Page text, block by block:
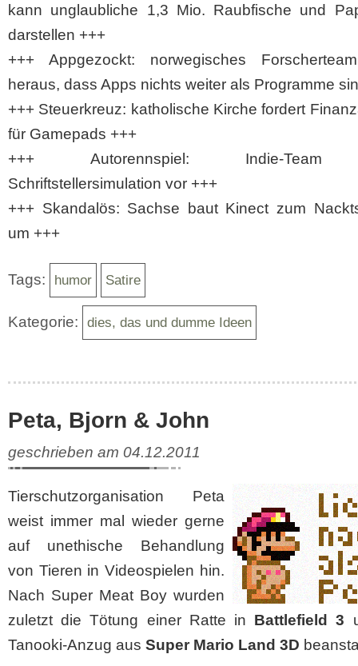
kann unglaubliche 1,3 Mio. Raubfische und
darstellen +++
+++ Appgezockt: norwegisches
heraus, dass Apps nichts weiter als Programme
+++ Steuerkreuz: katholische Kirche fordert
für Gamepads +++
+++ Autorennspiel: Indie-Team
Schriftstellersimulation vor +++
+++ Skandalös: Sachse baut Kinect zum
um +++
Tags: humor Satire
Kategorie: dies, das und dumme Ideen
Peta, Bjorn & John
geschrieben am 04.12.2011
Tierschutzorganisation Peta
weist immer mal wieder gerne
auf unethische Behandlung
von Tieren in Videospielen hin.
Nach Super Meat Boy wurden
zuletzt die Tötung einer Ratte in Battlefield 3
Tanooki-Anzug aus Super Mario Land 3D